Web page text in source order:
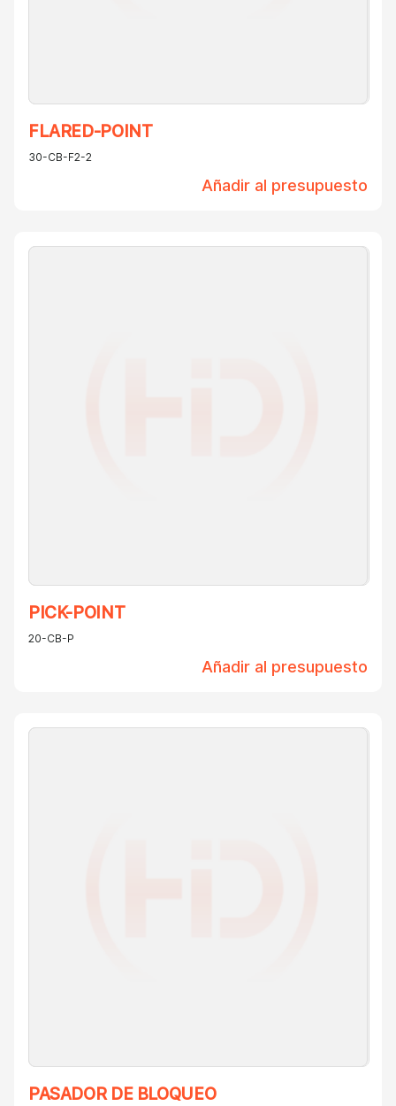
FLARED-POINT
30-CB-F2-2
Añadir al presupuesto
PICK-POINT
20-CB-P
Añadir al presupuesto
PASADOR DE BLOQUEO